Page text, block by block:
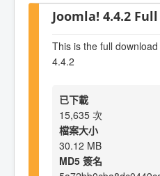
Joomla! 4.4.2
This is the full
4.4.2
已下載
15,635 次
檔案大小
30.12 MB
MD5 簽名